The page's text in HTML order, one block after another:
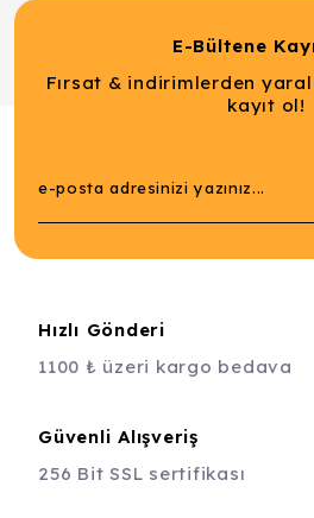
E-Bültene
Fırsat & indirimlerden
kayıt ol!
Hızlı Gönderi
1100 ₺ üzeri kargo bedava
Güvenli Alışveriş
256 Bit SSL sertifikası